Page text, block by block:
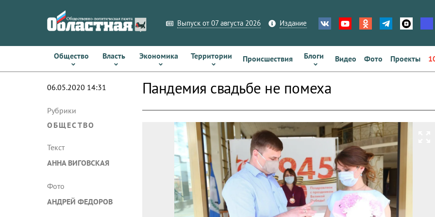
Выпуск от 07 августа 2026 Издание
Общество Власть Экономика Территории Происшествия Блоги Видео Фото Проекты
06.05.2020 14:31
Рубрики
ОБЩЕСТВО
Текст
АННА ВИГОВСКАЯ
Фото
АНДРЕЙ ФЕДОРОВ
Пандемия свадьбе не помеха